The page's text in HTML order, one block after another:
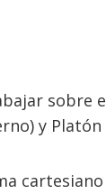
sobre
y